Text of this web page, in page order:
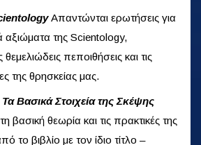
Απαντώνται ερωτήσεις για
αξιώματα της Scientology,
θεμελιώδεις πεποιθήσεις και τις
της θρησκείας μας.
Βασικά Στοιχεία της Σκέψης
βασική θεωρία και τις πρακτικές της
το βιβλίο με τον ίδιο τίτλο –